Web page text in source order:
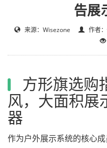
告展
来源：Wisezone 作者
方形旗选购
风，大面积展
器
作为户外展示系统的核心成